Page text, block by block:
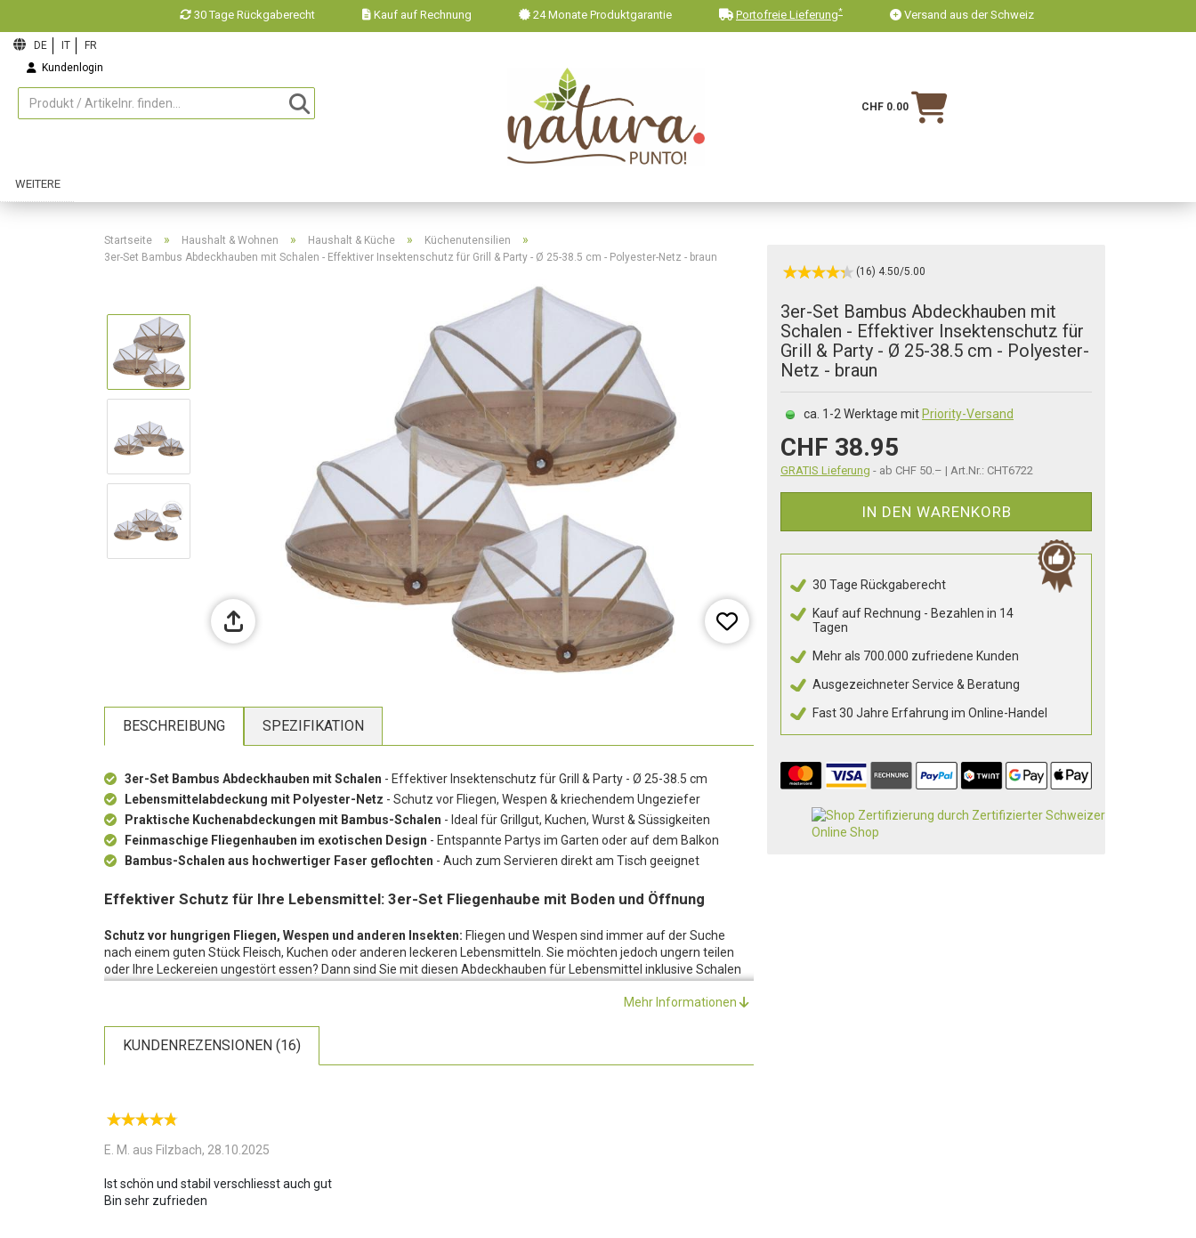
30 Tage Rückgaberecht Kauf auf Rechnung 24 Monate Produktgarantie Portofreie Lieferung* Versand aus der Schweiz
Kundenlogin
CHF 0.00
WEITERE
Startseite » Haushalt & Wohnen » Haushalt & Küche » Küchenutensilien »
3er-Set Bambus Abdeckhauben mit Schalen - Effektiver Insektenschutz für Grill & Party - Ø 25-38.5 cm - Polyester-Netz - braun
(16) 4.50/5.00
3er-Set Bambus Abdeckhauben mit
Schalen - Effektiver Insektenschutz für
Grill & Party - Ø 25-38.5 cm - Polyester-
Netz - braun
ca. 1-2 Werktage mit Priority-Versand
CHF 38.95
GRATIS Lieferung - ab CHF 50.– | Art.Nr.: CHT6722
IN DEN WARENKORB
30 Tage Rückgaberecht
Kauf auf Rechnung - Bezahlen in 14
Tagen
Mehr als 700.000 zufriedene Kunden
Ausgezeichneter Service & Beratung
Fast 30 Jahre Erfahrung im Online-Handel
BESCHREIBUNG SPEZIFIKATION
3er-Set Bambus Abdeckhauben mit Schalen - Effektiver Insektenschutz für Grill & Party - Ø 25-38.5 cm
Lebensmittelabdeckung mit Polyester-Netz - Schutz vor Fliegen, Wespen & kriechendem Ungeziefer
Praktische Kuchenabdeckungen mit Bambus-Schalen - Ideal für Grillgut, Kuchen, Wurst & Süssigkeiten
Feinmaschige Fliegenhauben im exotischen Design - Entspannte Partys im Garten oder auf dem Balkon
Bambus-Schalen aus hochwertiger Faser geflochten - Auch zum Servieren direkt am Tisch geeignet
Effektiver Schutz für Ihre Lebensmittel: 3er-Set Fliegenhaube mit Boden und Öffnung
Schutz vor hungrigen Fliegen, Wespen und anderen Insekten: Fliegen und Wespen sind immer auf der Suche
nach einem guten Stück Fleisch, Kuchen oder anderen leckeren Lebensmitteln. Sie möchten jedoch ungern teilen
oder Ihre Leckereien ungestört essen? Dann sind Sie mit diesen Abdeckhauben für Lebensmittel inklusive Schalen
Effektiver Schutz:Die Abdeckhauben für Lebensmittel sind mit einem Schalen-Boden aus Bambus verarbeitet,
somit hat auch kriechendes Ungeziefer keine Chance, sich an Ihren Köstlichkeiten zu vergreifen. Die Schalen sind
aus hochwertiger Bambus-Faser geflochten. Bringen Sie etwas exotisches Flair in Ihr Zuhause.
feinmaschige Verarbeitung dieser Fliegenhauben sorgt dafür, dass Insekten nicht angelockt und die Lebensmittel
in Ihrem Garten oder auf Ihrem Balkon!
Mehr Informationen
KUNDENREZENSIONEN (16)
E. M. aus Filzbach, 28.10.2025
Ist schön und stabil verschliesst auch gut